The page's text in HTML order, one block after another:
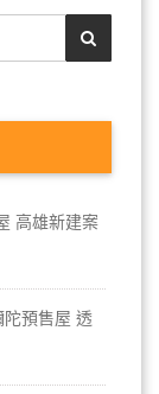
高雄新建案
陀預售屋 透